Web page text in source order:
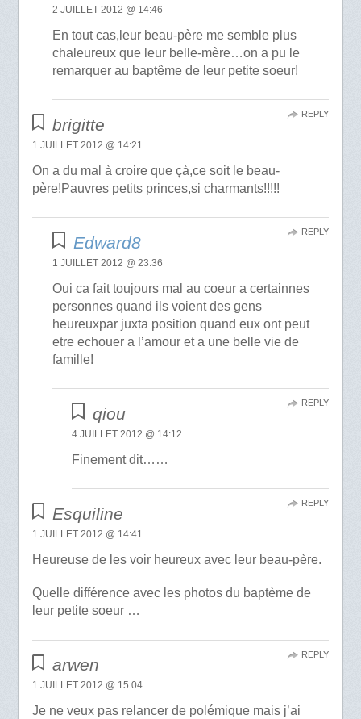
2 JUILLET 2012 @ 14:46
En tout cas,leur beau-père me semble plus
chaleureux que leur belle-mère…on a pu le
remarquer au baptême de leur petite soeur!
brigitte
1 JUILLET 2012 @ 14:21
On a du mal à croire que çà,ce soit le beau-
père!Pauvres petits princes,si charmants!!!!!
REPLY
Edward8
1 JUILLET 2012 @ 23:36
Oui ca fait toujours mal au coeur a certainnes
personnes quand ils voient des gens
heureuxpar juxta position quand eux ont peut
etre echouer a l’amour et a une belle vie de
famille!
REPLY
qiou
4 JUILLET 2012 @ 14:12
Finement dit……
REPLY
Esquiline
1 JUILLET 2012 @ 14:41
Heureuse de les voir heureux avec leur beau-père.
Quelle différence avec les photos du baptème de
leur petite soeur …
REPLY
arwen
1 JUILLET 2012 @ 15:04
Je ne veux pas relancer de polémique mais j’ai
REPLY